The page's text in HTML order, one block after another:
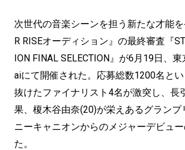
次世代の音楽シーンを担う新たな才能
R RISEオーディション』の最終審査『
ION FINAL SELECTION』が6月19日、
aiにて開催された。応募総数1200名と
抜けたファイナリスト4名が激突し、長
果、榎木谷由奈(20)が栄えあるグランプ
ニーキャニオンからのメジャーデビュ
た。